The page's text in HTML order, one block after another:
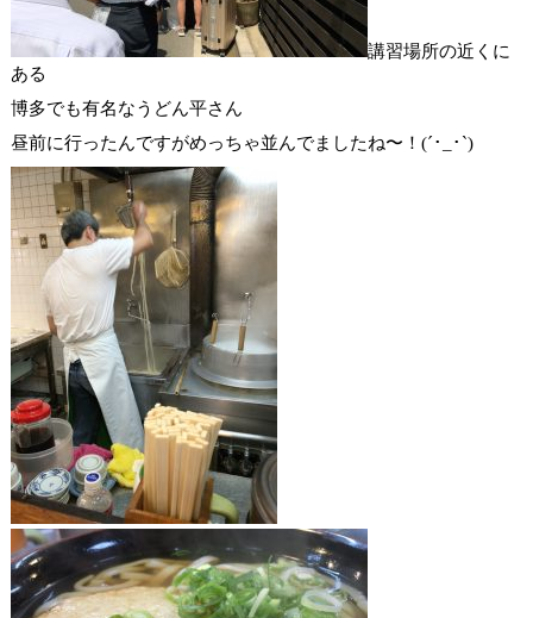
講習場所の近くに
ある
博多でも有名なうどん平さん
昼前に行ったんですがめっちゃ並んでましたね〜！(´･_･`)